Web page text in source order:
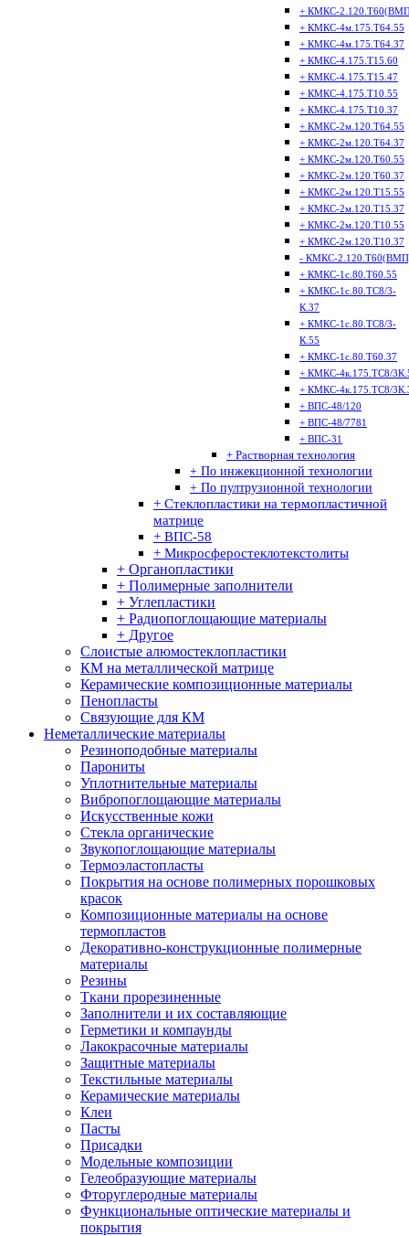
+ КМКС-
+ КМКС-4м.175.Т64.55
+ КМКС-4м.175.Т64.37
+ КМКС-4.175.Т15.60
+ КМКС-4.175.Т15.47
+ КМКС-4.175.Т10.55
+ КМКС-4.175.Т10.37
+ КМКС-2м.120.Т64.55
+ КМКС-2м.120.Т64.37
+ КМКС-2м.120.Т60.55
+ КМКС-2м.120.Т60.37
+ КМКС-2м.120.Т15.55
+ КМКС-2м.120.Т15.37
+ КМКС-2м.120.Т10.55
+ КМКС-2м.120.Т10.37
- КМКС-
+ КМКС-1с.80.Т60.55
+ КМКС-1с.80.ТС8/3-
К.37
+ КМКС-1с.80.ТС8/3-
К.55
+ КМКС-1с.80.Т60.37
+ КМКС-4к.175.ТС8/
+ КМКС-4к.175.ТС8/
+ ВПС-48/120
+ ВПС-48/7781
+ ВПС-31
+ Растворная технология
+ По инжекционной технологии
+ По пултрузионной технологии
+ Стеклопластики на термопластичной
матрице
+ ВПС-58
+ Микросферостеклотекстолиты
+ Органопластики
+ Полимерные заполнители
+ Углепластики
+ Радиопоглощающие материалы
+ Другое
Слоистые алюмостеклопластики
КМ на металлической матрице
Керамические композиционные материалы
Пенопласты
Связующие для КМ
Неметаллические материалы
Резиноподобные материалы
Парониты
Уплотнительные материалы
Вибропоглощающие материалы
Искусственные кожи
Стекла органические
Звукопоглощающие материалы
Термоэластопласты
Покрытия на основе полимерных порошковых
красок
Композиционные материалы на основе
термопластов
Декоративно-конструкционные полимерные
материалы
Резины
Ткани прорезиненные
Заполнители и их составляющие
Герметики и компаунды
Лакокрасочные материалы
Защитные материалы
Текстильные материалы
Керамические материалы
Клеи
Пасты
Присадки
Модельные композиции
Гелеобразующие материалы
Фторуглеродные материалы
Функциональные оптические материалы и
покрытия